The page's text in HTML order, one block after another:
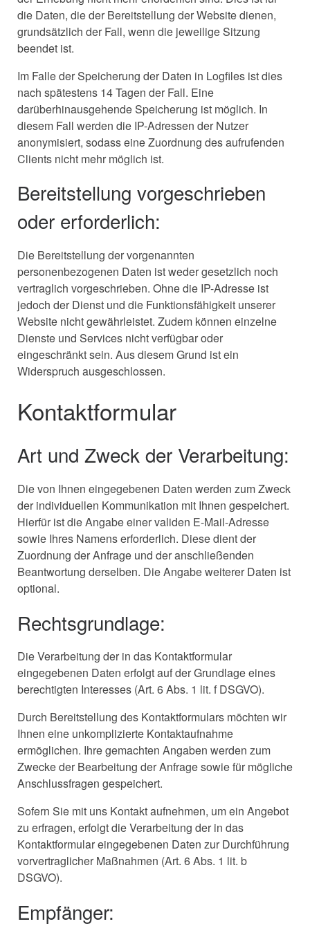
die Daten, die der Bereitstellung der Website dienen,
grundsätzlich der Fall, wenn die jeweilige Sitzung
beendet ist.
Im Falle der Speicherung der Daten in Logfiles ist dies
nach spätestens 14 Tagen der Fall. Eine
darüberhinausgehende Speicherung ist möglich. In
diesem Fall werden die IP-Adressen der Nutzer
anonymisiert, sodass eine Zuordnung des aufrufenden
Clients nicht mehr möglich ist.
Bereitstellung vorgeschrieben
oder erforderlich:
Die Bereitstellung der vorgenannten
personenbezogenen Daten ist weder gesetzlich noch
vertraglich vorgeschrieben. Ohne die IP-Adresse ist
jedoch der Dienst und die Funktionsfähigkeit unserer
Website nicht gewährleistet. Zudem können einzelne
Dienste und Services nicht verfügbar oder
eingeschränkt sein. Aus diesem Grund ist ein
Widerspruch ausgeschlossen.
Kontaktformular
Art und Zweck der Verarbeitung:
Die von Ihnen eingegebenen Daten werden zum Zweck
der individuellen Kommunikation mit Ihnen gespeichert.
Hierfür ist die Angabe einer validen E-Mail-Adresse
sowie Ihres Namens erforderlich. Diese dient der
Zuordnung der Anfrage und der anschließenden
Beantwortung derselben. Die Angabe weiterer Daten ist
optional.
Rechtsgrundlage:
Die Verarbeitung der in das Kontaktformular
eingegebenen Daten erfolgt auf der Grundlage eines
berechtigten Interesses (Art. 6 Abs. 1 lit. f DSGVO).
Durch Bereitstellung des Kontaktformulars möchten wir
Ihnen eine unkomplizierte Kontaktaufnahme
ermöglichen. Ihre gemachten Angaben werden zum
Zwecke der Bearbeitung der Anfrage sowie für mögliche
Anschlussfragen gespeichert.
Sofern Sie mit uns Kontakt aufnehmen, um ein Angebot
zu erfragen, erfolgt die Verarbeitung der in das
Kontaktformular eingegebenen Daten zur Durchführung
vorvertraglicher Maßnahmen (Art. 6 Abs. 1 lit. b
DSGVO).
Empfänger: